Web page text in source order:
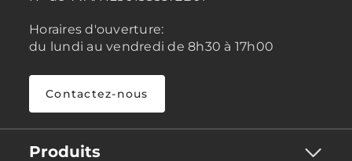
Horaires d'ouverture:
du lundi au vendredi de 8h30 à 17h00
Contactez-nous
Produits